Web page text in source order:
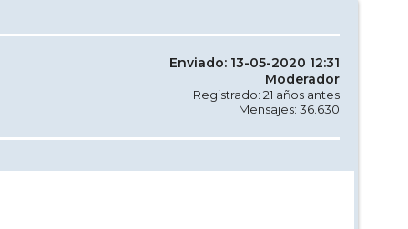
Enviado: 13-05-2020 12:31
Moderador
Registrado: 21 años antes
Mensajes: 36.630